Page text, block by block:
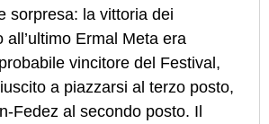
sorpresa: la vittoria dei
all’ultimo Ermal Meta era
vincitore del Festival,
a piazzarsi al terzo posto,
Fedez al secondo posto. Il